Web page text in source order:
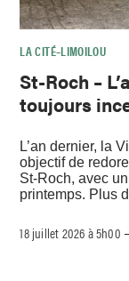
LA CITÉ–LIMOILOU
St-Roch –
toujours
L’an dernier, la
objectif de
St-Roch, avec
printemps. Plus
18 juillet 2026 à 5h00